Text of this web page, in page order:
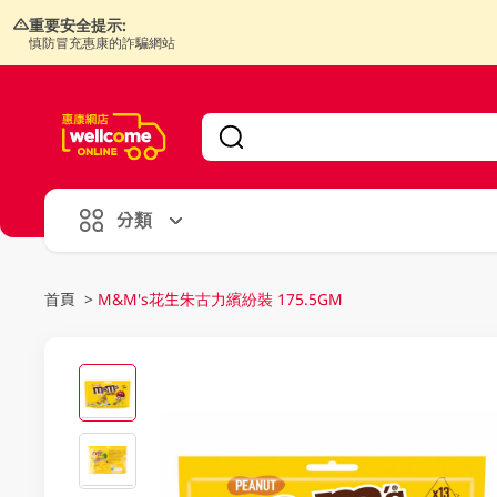
重要安全提示:
慎防冒充惠康的詐騙網站
分類
首頁 > M&M's花生朱古力繽紛裝 175.5GM